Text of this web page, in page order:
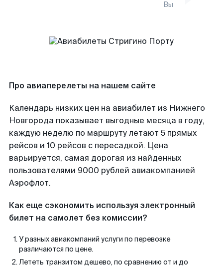
Вы
Про авиаперелеты на нашем сайте
Календарь низких цен на авиабилет из Нижнего
Новгорода показывает выгодные месяца в году,
каждую неделю по маршруту летают 5 прямых
рейсов и 10 рейсов с пересадкой. Цена
варьируется, самая дорогая из найденных
пользователями 9000 рублей авиакомпанией
Аэрофлот.
Как еще сэкономить используя электронный
билет на самолет без комиссии?
У разных авиакомпаний услуги по перевозке
различаются по цене.
Лететь транзитом дешево, по сравнению от и до